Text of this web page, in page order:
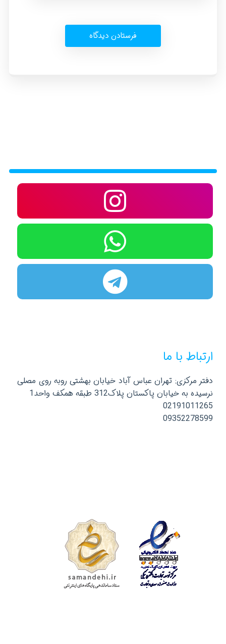
ارتباط با ما
دفتر مرکزی: تهران عباس آباد خیابان بهشتی روبه روی مصلی
نرسیده به خیابان پاکستان پلاک312 طبقه همکف واحد1
02191011265
09352278599